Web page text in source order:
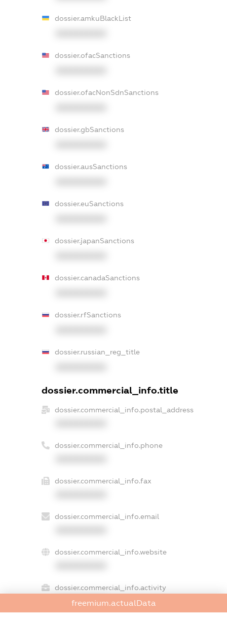
dossier.amkuBlackList
dossier.ofacSanctions
dossier.ofacNonSdnSanctions
dossier.gbSanctions
dossier.ausSanctions
dossier.euSanctions
dossier.japanSanctions
dossier.canadaSanctions
dossier.rfSanctions
dossier.russian_reg_title
dossier.commercial_info.title
dossier.commercial_info.postal_address
dossier.commercial_info.phone
dossier.commercial_info.fax
dossier.commercial_info.email
dossier.commercial_info.website
dossier.commercial_info.activity
XXXXXXXXXX
freemium.actualData